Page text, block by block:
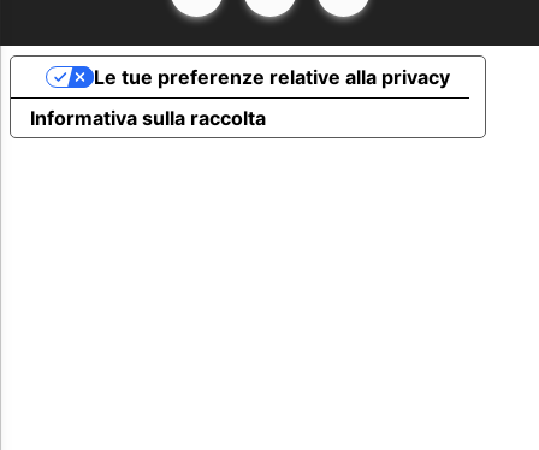
Informativa sulla raccolta
Le tue preferenze relative alla privacy